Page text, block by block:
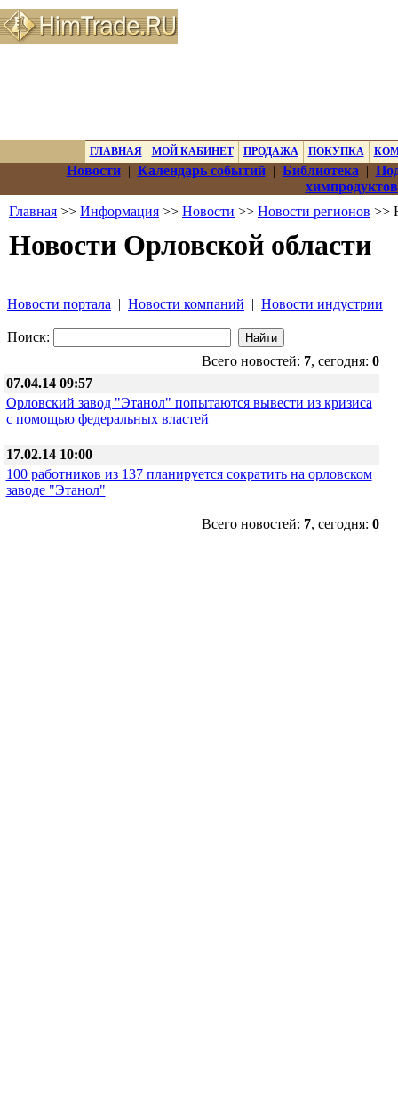
ГЛАВНАЯ МОЙ КАБИНЕТ ПРОДАЖА ПОКУПКА
Новости| Календарь событий| Библиотека |
химпродуктов
Главная >> Информация >> Новости >> Новости регионов >>
Новости Орловской области
Новости портала | Новости компаний | Новости индустрии
Поиск:
Всего новостей: 7, сегодня: 0
07.04.14 09:57
Орловский завод "Этанол" попытаются вывести из кризиса
с помощью федеральных властей
17.02.14 10:00
100 работников из 137 планируется сократить на орловском
заводе "Этанол"
Всего новостей: 7, сегодня: 0